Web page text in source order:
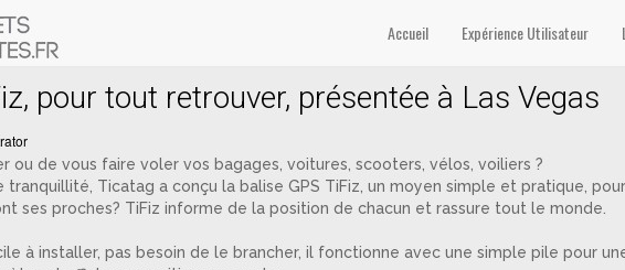
Accueil Expérience Utilisateur
ReadyTM’
pour tout retrouver, présentée à Las Vegas
ou de vous faire voler vos bagages, voitures, scooters, vélos, voiliers ?
tranquillité, Ticatag a conçu la balise GPS TiFiz, un moyen simple et pratique,
ses proches? TiFiz informe de la position de chacun et rassure tout le monde.
à installer, pas besoin de le brancher, il fonctionne avec une simple pile pour